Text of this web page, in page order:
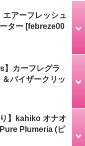
エアーフレッシュ
ター [febreze00
】カーフレグラ
バイザークリッ
】kahiko オナオ
Plumeria (ピ